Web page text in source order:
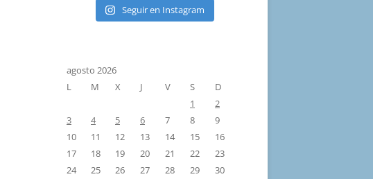
Seguir en Instagram
agosto 2026
L
M X J V S
D
1
2
3
4 5 6 7 8
9
10
11 12 13 14 15
16
17
18 19 20 21 22
23
24
25 26 27 28 29
30